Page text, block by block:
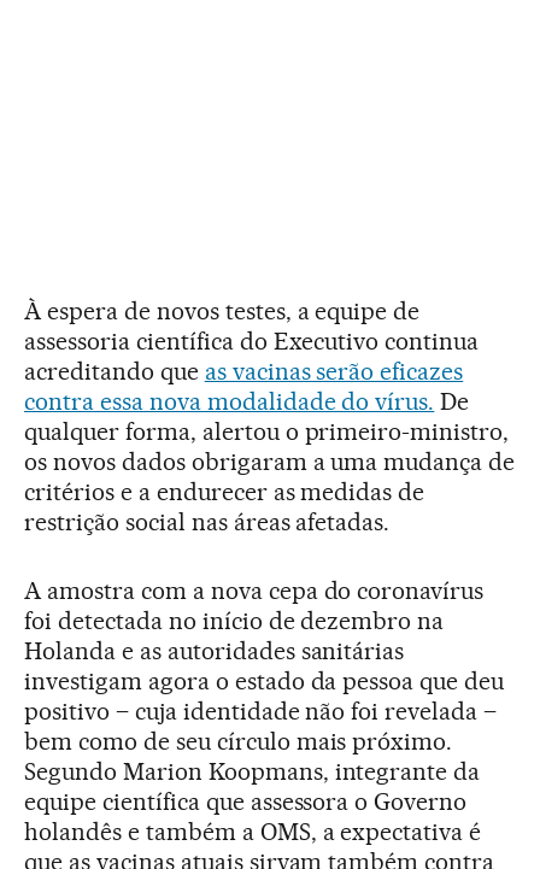
À espera de novos testes, a equipe de
assessoria científica do Executivo continua
acreditando que as vacinas serão eficazes
contra essa nova modalidade do vírus. De
qualquer forma, alertou o primeiro-ministro,
os novos dados obrigaram a uma mudança de
critérios e a endurecer as medidas de
restrição social nas áreas afetadas.
A amostra com a nova cepa do coronavírus
foi detectada no início de dezembro na
Holanda e as autoridades sanitárias
investigam agora o estado da pessoa que deu
positivo – cuja identidade não foi revelada –
bem como de seu círculo mais próximo.
Segundo Marion Koopmans, integrante da
equipe científica que assessora o Governo
holandês e também a OMS, a expectativa é
que as vacinas atuais sirvam também contra